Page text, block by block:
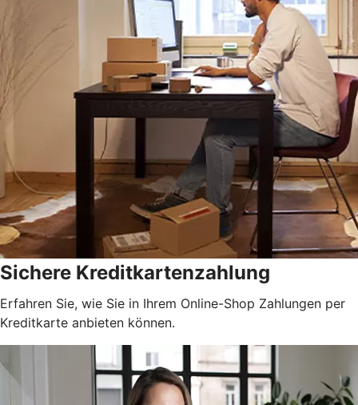
Sichere Kreditkartenzahlung
Erfahren Sie, wie Sie in Ihrem Online-Shop Zahlungen per
Kreditkarte anbieten können.